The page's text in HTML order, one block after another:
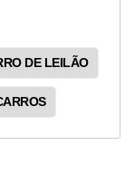
DE LEILÃO